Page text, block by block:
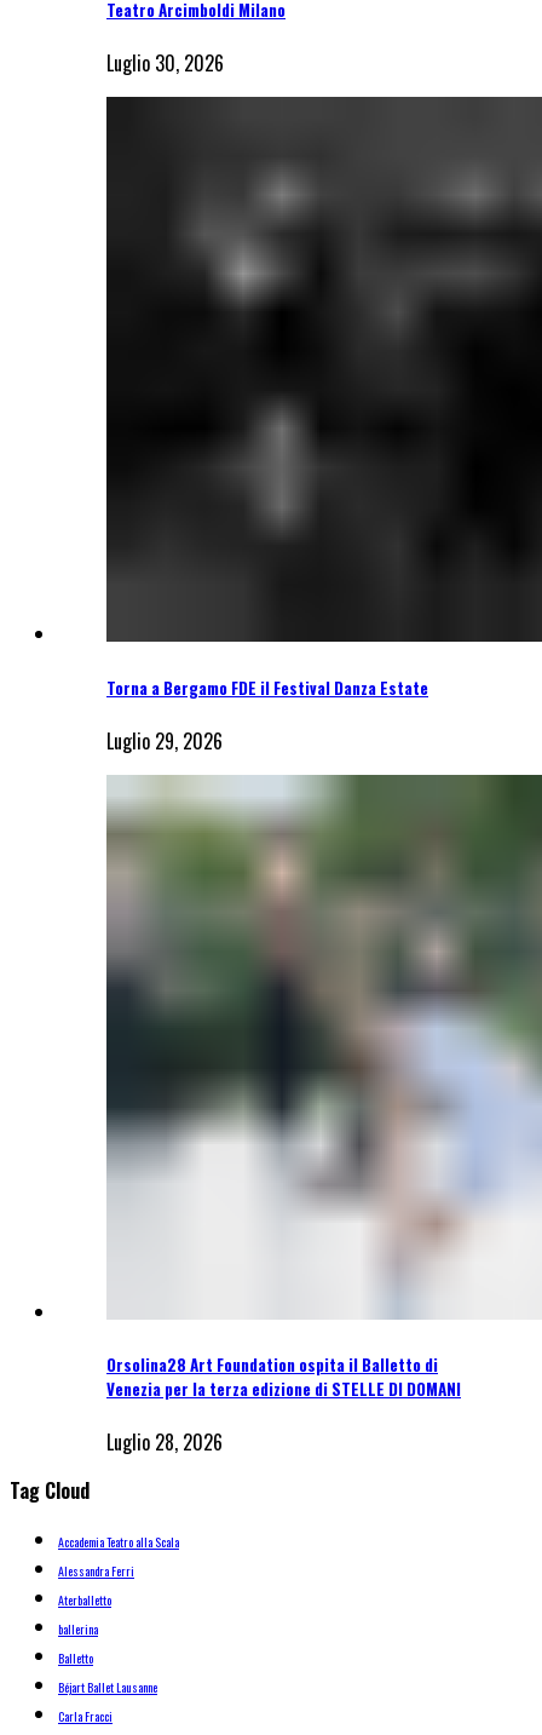
Teatro Arcimboldi Milano
Luglio 30, 2026
Torna a Bergamo FDE il Festival Danza Estate
Luglio 29, 2026
Orsolina28 Art Foundation ospita il Balletto di
Venezia per la terza edizione di STELLE DI DOMANI
Luglio 28, 2026
Tag Cloud
Accademia Teatro alla Scala
Alessandra Ferri
Aterballetto
ballerina
Balletto
Béjart Ballet Lausanne
Carla Fracci